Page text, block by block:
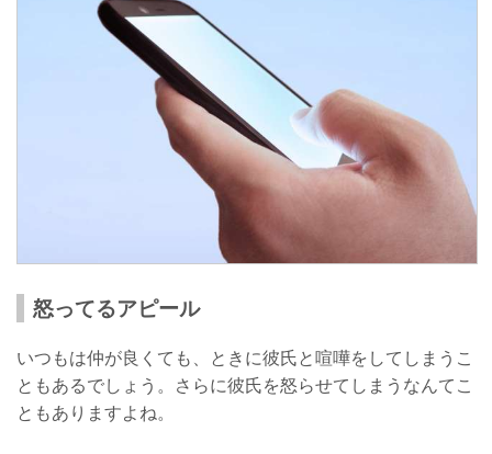
怒ってるアピール
いつもは仲が良くても、ときに彼氏と喧嘩をしてしまうこ
ともあるでしょう。さらに彼氏を怒らせてしまうなんてこ
ともありますよね。